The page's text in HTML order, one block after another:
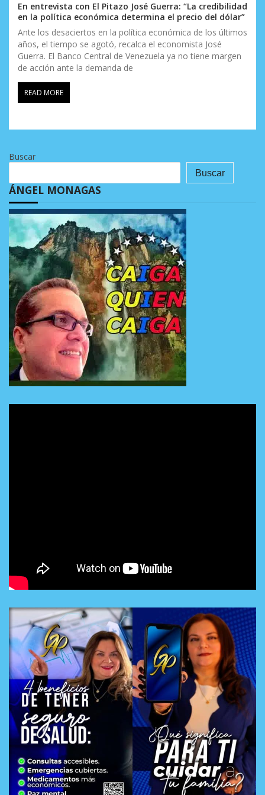
En entrevista con El Pitazo José Guerra: “La credibilidad
en la política económica determina el precio del dólar”
Ante los desaciertos en la política económica de los últimos
años, el tiempo se agotó, recalca el economista José
Guerra. El Banco Central de Venezuela ya no tiene margen
de acción ante la demanda de
READ MORE
Buscar
Buscar
ÁNGEL MONAGAS